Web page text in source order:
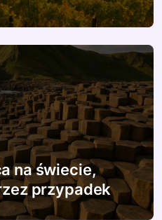
na świecie,
przypadek